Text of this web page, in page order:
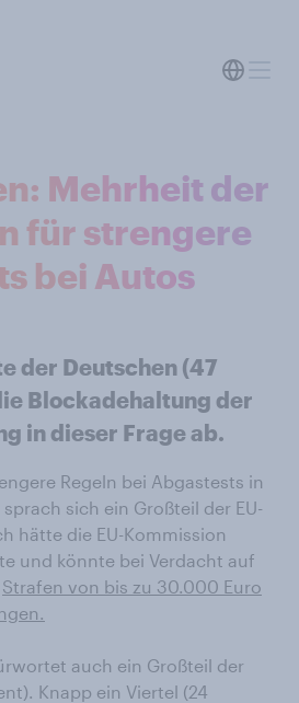
Mehrheit der
für strengere
bei Autos
der Deutschen (47
Blockadehaltung der
in dieser Frage ab.
Regeln bei Abgastests in
sich ein Großteil der EU-
hätte die EU-Kommission
und könnte bei Verdacht auf
Strafen von bis zu 30.000 Euro
auch ein Großteil der
Knapp ein Viertel (24